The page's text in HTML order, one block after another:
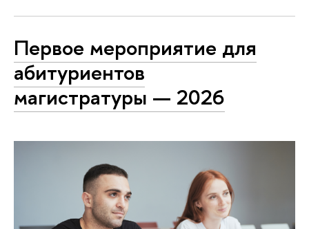
Первое мероприятие для
абитуриентов
магистратуры — 2026